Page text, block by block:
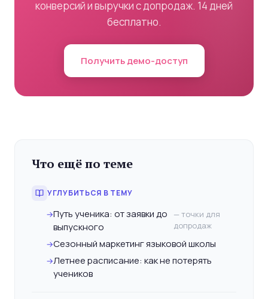
конверсий и выручки с допродаж. 14 дней
бесплатно.
Получить демо-доступ
Что ещё по теме
УГЛУБИТЬСЯ В ТЕМУ
→Путь ученика: от заявки до
выпускного
— точки для
допродаж
→Сезонный маркетинг языковой школы
→Летнее расписание: как не потерять
учеников